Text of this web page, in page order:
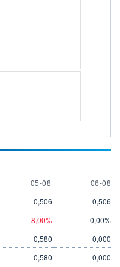
5 AUGUST
05-08 6
06-08
0,506
0,506
-8,00%
0,00%
0,580
0,000
0,580
0,000